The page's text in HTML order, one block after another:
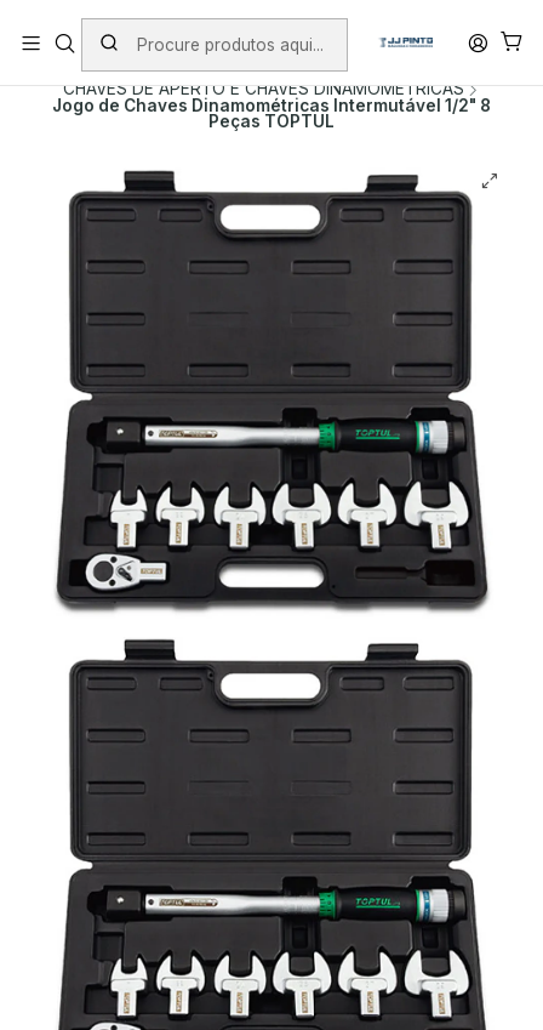
PORTES INCLUÍDOS EM ENCOMENDAS +75€ (excepto ilhas)
Início PRODUTOS
FERRAMENTA MANUAL
CHAVES DE APERTO E CHAVES DINAMOMETRICAS
Jogo de Chaves Dinamométricas Intermutável 1/2" 8
Peças TOPTUL